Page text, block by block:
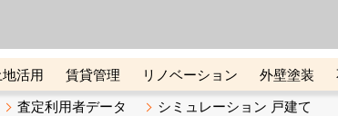
活用 賃貸管理 リノベーション 外壁塗装
リビンマガジンBiz 不動産売却ご相談デスク
査定利用者データ
シミュレーション 戸建て